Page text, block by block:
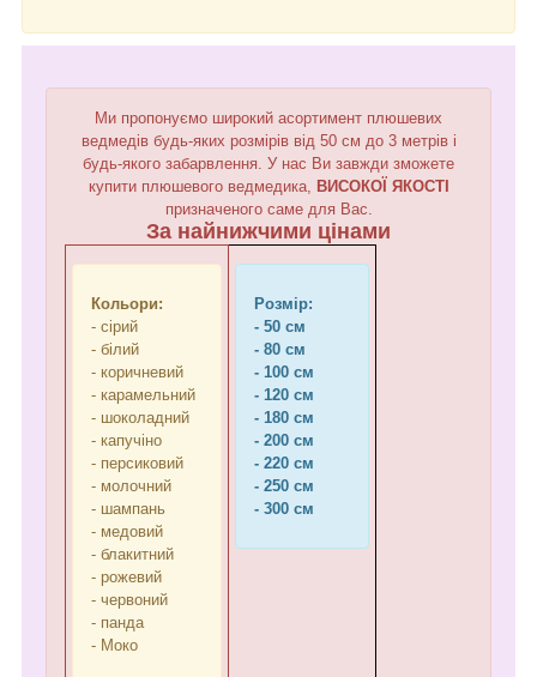
Ми пропонуємо широкий асортимент плюшевих
ведмедів будь-яких розмірів від 50 см до 3 метрів і
будь-якого забарвлення. У нас Ви завжди зможете
купити плюшевого ведмедика, ВИСОКОЇ ЯКОСТІ
призначеного саме для Вас.
За найнижчими цінами
Кольори:
- сірий
- білий
- коричневий
- карамельний
- шоколадний
- капучіно
- персиковий
- молочний
- шампань
- медовий
- блакитний
- рожевий
- червоний
- панда
- Моко
Розмір:
- 50 см
- 80 см
- 100 см
- 120 см
- 180 см
- 200 см
- 220 см
- 250 см
- 300 см